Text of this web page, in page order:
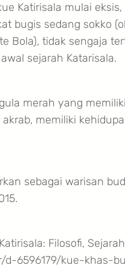
Katirisala mulai
bugis sedang sokko
Bola), tidak sengaja
sejarah Katarisala.
merah yang
memiliki
sebagai warisan
Filosofi,
6596179/kue-khas-